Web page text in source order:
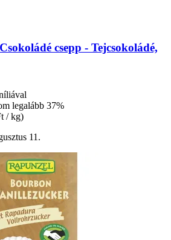
csepp -​ Tejcsokoládé,
legalább 37%
/ kg)
11.